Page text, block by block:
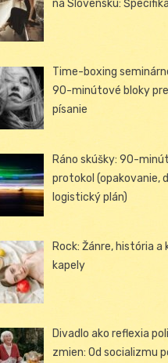
na Slovensku:
Time-boxing
90-minútové bloky
písanie
Ráno skúšky: 90-
protokol (opakovanie,
logistický plán)
Rock: Žánre, história a
kapely
Divadlo ako reflexia
zmien: Od socializmu